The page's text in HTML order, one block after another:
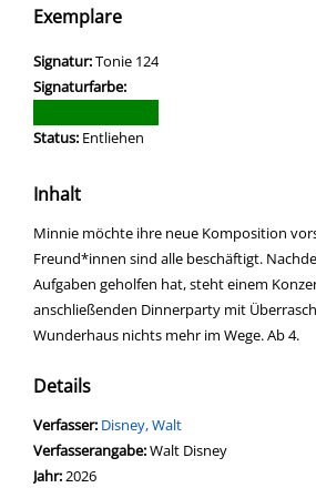
Exemplare
Signatur:Tonie 124
Signaturfarbe:
Status: Entliehen
Inhalt
Minnie möchte ihre neue Komposition
Freund*innen sind alle beschäftigt.
Aufgaben geholfen hat, steht einem
anschließenden Dinnerparty mit
Wunderhaus nichts mehr im Wege. Ab 4.
Details
Verfasser: Suche nach diesem Verfasser
Disney, Walt
Verfasserangabe:Walt Disney
Jahr:2026